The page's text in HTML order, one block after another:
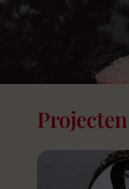
Projecten